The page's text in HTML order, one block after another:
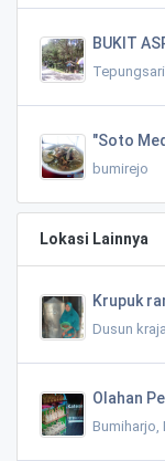
BUKIT
"Soto
bumirejo
Lokasi Lainnya
Krupuk
Dusun
Olahan
Bumiharjo,